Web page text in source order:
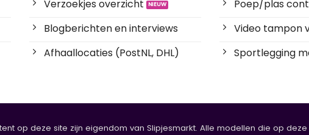
Verzoekjes overzicht
Blogberichten en interviews
Afhaallocaties (PostNL, DHL)
Poep/plas
Video tampon
Sportlegging
op deze site zijn eigendom van Slipjesmarkt. Alle modellen die op